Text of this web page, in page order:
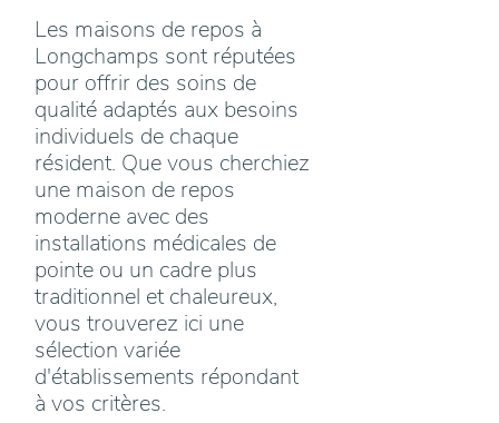
Les maisons de repos à
Longchamps sont réputées
pour offrir des soins de
qualité adaptés aux besoins
individuels de chaque
résident. Que vous cherchiez
une maison de repos
moderne avec des
installations médicales de
pointe ou un cadre plus
traditionnel et chaleureux,
vous trouverez ici une
sélection variée
d'établissements répondant
à vos critères.